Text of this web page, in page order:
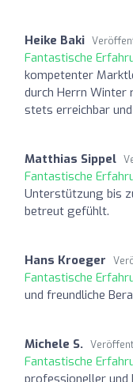
Heike Baki
Fantastische
kompetenter
durch Herrn Winter
stets erreichbar
Matthias Sippel
Fantastische
Unterstützung bis
betreut gefühlt.
Hans Kroeger
Fantastische
und freundliche
Michele S.
Fantastische
professioneller und